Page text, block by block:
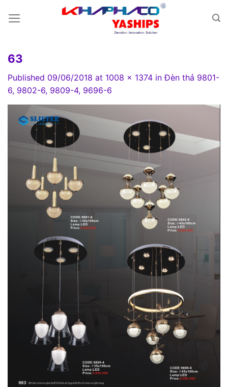
63
Published 09/06/2018 at 1008 × 1374 inĐèn thả 9801-
6, 9802-6, 9809-4, 9696-6